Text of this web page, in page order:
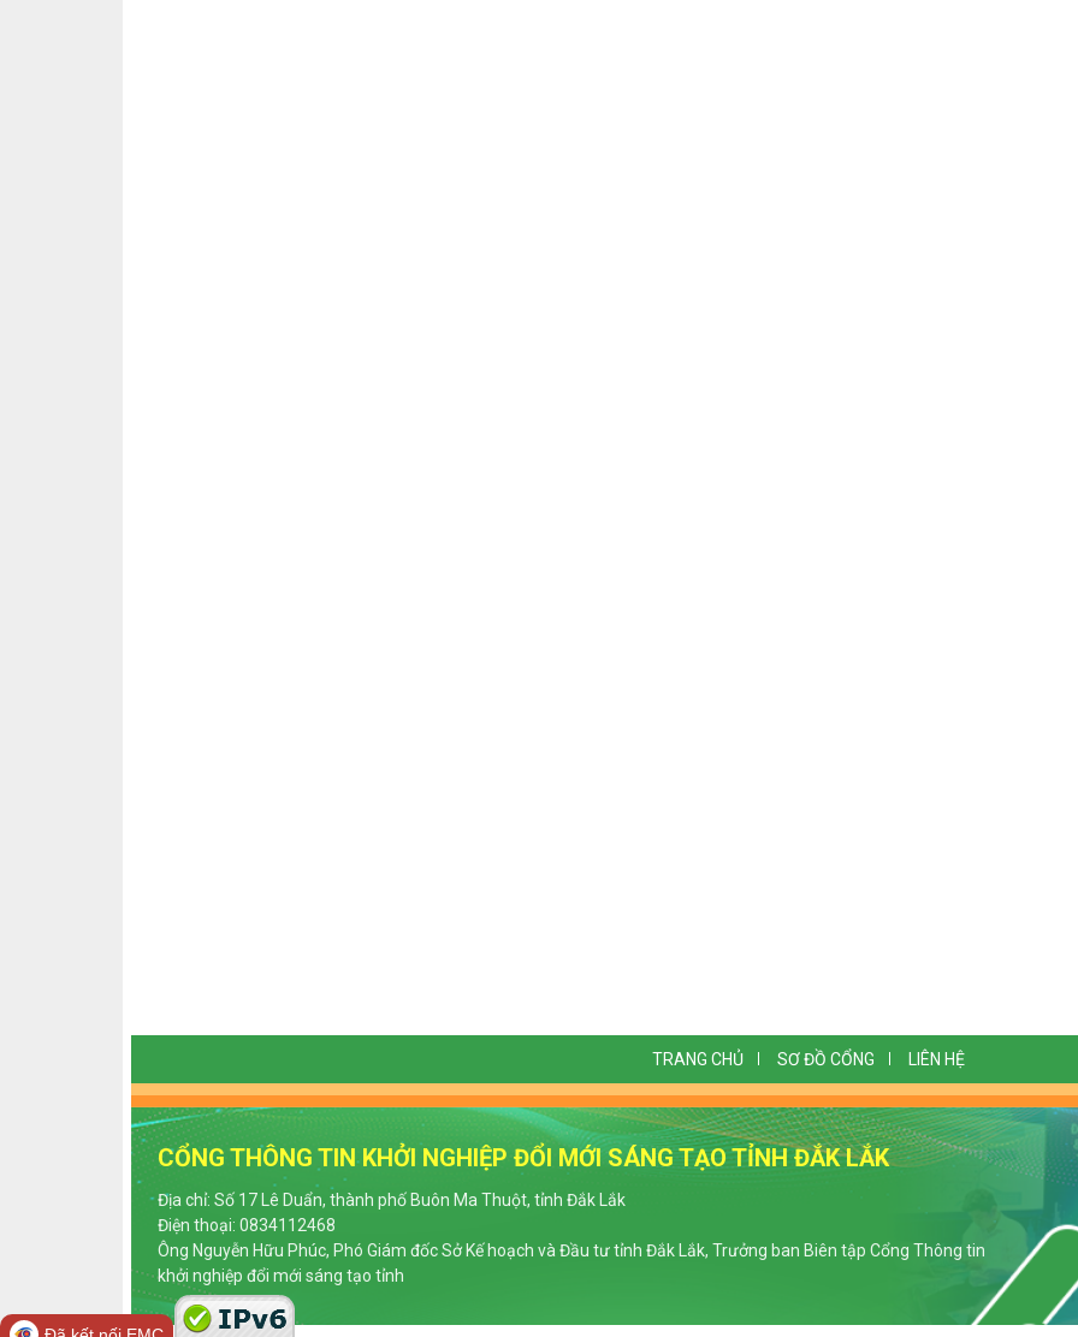
TRANG CHỦ SƠ ĐỒ CỔNG LIÊN HỆ
CỔNG THÔNG TIN KHỞI NGHIỆP ĐỔI MỚI SÁNG TẠO TỈNH ĐẮK LẮK
Địa chỉ: Số 17 Lê Duẩn, thành phố Buôn Ma Thuột, tỉnh Đắk Lắk
Điện thoại: 0834112468
Ông Nguyễn Hữu Phúc, Phó Giám đốc Sở Kế hoạch và Đầu tư tỉnh Đắk Lắk, Trưởng ban Biên tập Cổng Thông tin
khởi nghiệp đổi mới sáng tạo tỉnh